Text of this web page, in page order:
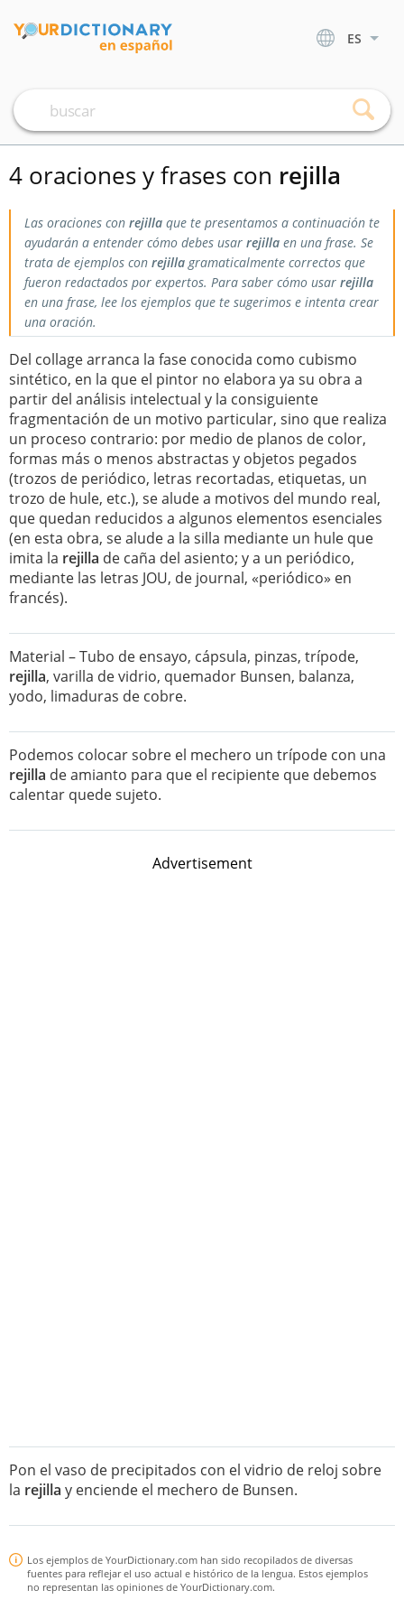
ES
4 oraciones y frases con rejilla
Las oraciones con rejilla que te presentamos a continuación te
ayudarán a entender cómo debes usar rejilla en una frase. Se
trata de ejemplos con rejillagramaticalmente correctos que
fueron redactados por expertos. Para saber cómo usar rejilla
en una frase, lee los ejemplos que te sugerimos e intenta crear
una oración.
Del collage arranca la fase conocida como cubismo
sintético, en la que el pintor no elabora ya su obra a
partir del análisis intelectual y la consiguiente
fragmentación de un motivo particular, sino que realiza
un proceso contrario: por medio de planos de color,
formas más o menos abstractas y objetos pegados
(trozos de periódico, letras recortadas, etiquetas, un
trozo de hule, etc.), se alude a motivos del mundo real,
que quedan reducidos a algunos elementos esenciales
(en esta obra, se alude a la silla mediante un hule que
imita la rejilla de caña del asiento; y a un periódico,
mediante las letras JOU, de journal, «periódico» en
francés).
Material – Tubo de ensayo, cápsula, pinzas, trípode,
rejilla, varilla de vidrio, quemador Bunsen, balanza,
yodo, limaduras de cobre.
Podemos colocar sobre el mechero un trípode con una
rejilla de amianto para que el recipiente que debemos
calentar quede sujeto.
Advertisement
Pon el vaso de precipitados con el vidrio de reloj sobre
la rejilla y enciende el mechero de Bunsen.
Los ejemplos de YourDictionary.com han sido recopilados de diversas
fuentes para reflejar el uso actual e histórico de la lengua. Estos ejemplos
no representan las opiniones de YourDictionary.com.